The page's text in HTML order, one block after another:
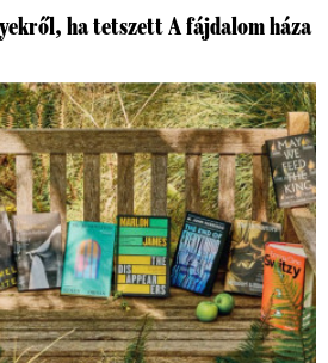
ha tetszett A fájdalom háza